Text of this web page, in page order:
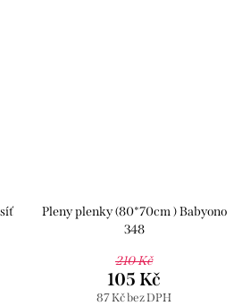
Pleny plenky (80*70cm ) Babyono
348
210 Kč
87 Kč bez DPH
105 Kč